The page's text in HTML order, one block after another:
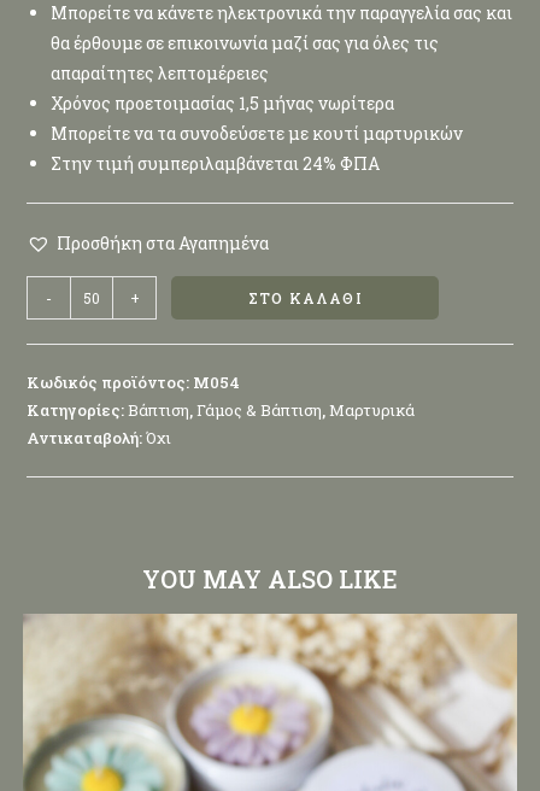
Μπορείτε να κάνετε ηλεκτρονικά την παραγγελία σας και
θα έρθουμε σε επικοινωνία μαζί σας για όλες τις
απαραίτητες λεπτομέρειες
Χρόνος προετοιμασίας 1,5 μήνας νωρίτερα
Μπορείτε να τα συνοδεύσετε με κουτί μαρτυρικών
Στην τιμή συμπεριλαμβάνεται 24% ΦΠΑ
Προσθήκη στα Αγαπημένα
- + ΣΤΟ ΚΑΛΆΘΙ
Κωδικός προϊόντος: M054
Κατηγορίες:Βάπτιση,Γάμος & Βάπτιση,Μαρτυρικά
Αντικαταβολή:Όχι
YOU MAY ALSO LIKE